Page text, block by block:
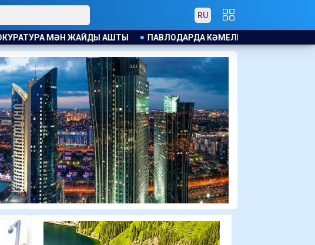
RU
ПАВЛОДАРДА КӘМЕЛЕТКЕ ТОЛМАҒАНДАРҒА АЛКОГОЛЬ САТҚАНДАР